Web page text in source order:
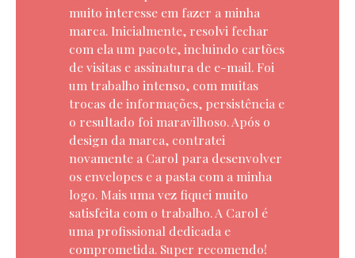
muito interesse em fazer a minha
marca. Inicialmente, resolvi fechar
com ela um pacote, incluindo cartões
de visitas e assinatura de e-mail. Foi
um trabalho intenso, com muitas
trocas de informações, persistência e
o resultado foi maravilhoso. Após o
design da marca, contratei
novamente a Carol para desenvolver
os envelopes e a pasta com a minha
logo. Mais uma vez fiquei muito
satisfeita com o trabalho. A Carol é
uma profissional dedicada e
comprometida. Super recomendo!